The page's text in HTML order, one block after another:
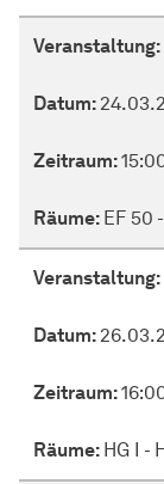
Veranstaltung:
Datum:
Zeitraum:
Räume: EF 50
Veranstaltung:
Datum:
Zeitraum:
Räume: HG I -